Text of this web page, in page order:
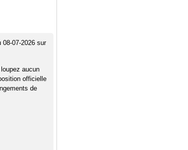
07-2026 sur
aucun
officielle
de